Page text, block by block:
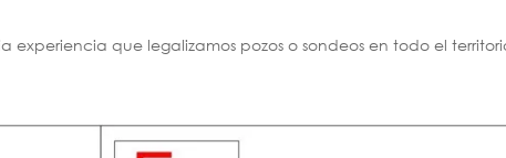
experiencia que legalizamos pozos o sondeos en todo el